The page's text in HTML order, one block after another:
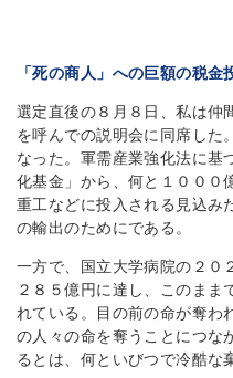
「死の商人」への巨額の税金
選定直後の８月８日、私は仲
を呼んでの説明会に同席した
なった。軍需産業強化法に基
化基金」から、何と１０００
重工などに投入される見込み
の輸出のためにである。
一方で、国立大学病院の２０
２８５億円に達し、このまま
れている。目の前の命が奪わ
の人々の命を奪うことにつな
るとは、何といびつで冷酷な